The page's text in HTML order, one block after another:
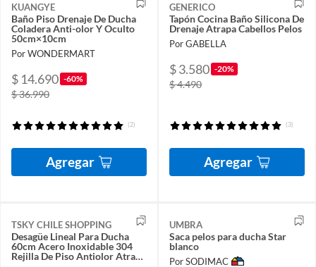
KUANGYE
Baño Piso Drenaje De Ducha
Coladera Anti-olor Y Oculto
50cm×10cm
Por WONDERMART
$ 14.690 -60%
$ 36.990
(2)
Agregar
GENERICO
Tapón Cocina Baño Silicona De
Drenaje Atrapa Cabellos Pelos
Por GABELLA
$ 3.580 -20%
$ 4.490
(3)
Agregar
TSKY CHILE SHOPPING
Desagüe Lineal Para Ducha
60cm Acero Inoxidable 304
Rejilla De Piso Antiolor Atrapa
UMBRA
Saca pelos para ducha Star
blanco
Por SODIMAC